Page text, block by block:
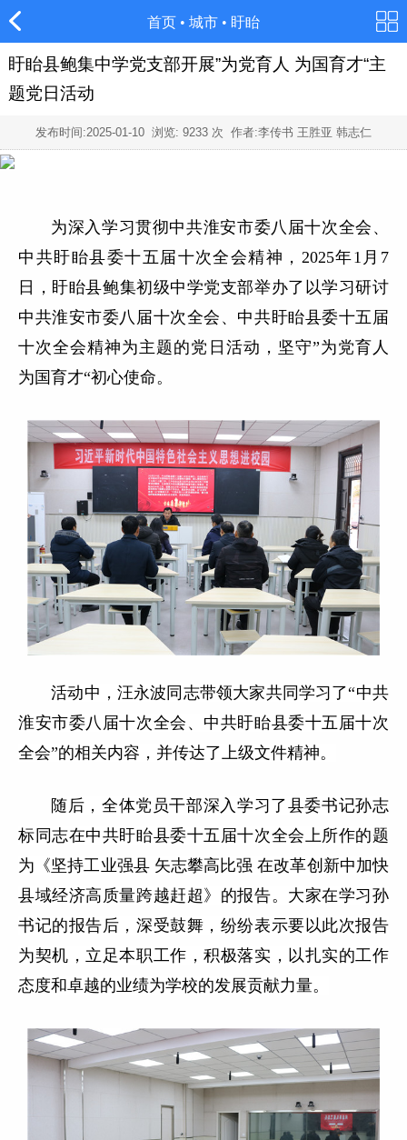
首页 • 城市 • 盱眙
盱眙县鲍集中学党支部开展”为党育人 为国育才“主
题党日活动
发布时间:2025-01-10 浏览: 9233 次 作者:李传书 王胜亚 韩志仁
为深入学习贯彻中共淮安市委八届十次全会、
中共盱眙县委十五届十次全会精神， 2025年1月7
日， 盱眙县鲍集初级中学党支部举办了以学习研讨
中共淮安市委八届十次全会、中共盱眙县委十五届
十次全会精神为主题的党日活动，坚守”为党育人
为国育才“初心使命。
活动中，汪永波同志带领大家共同学习了“中共
淮安市委八届十次全会、中共盱眙县委十五届十次
全会”的相关内容，并传达了上级文件精神。
随后，全体党员干部深入学习了县委书记孙志
标同志在中共盱眙县委十五届十次全会上所作的题
为《坚持工业强县 矢志攀高比强 在改革创新中加快
县域经济高质量跨越赶超》的报告。大家在学习孙
书记的报告后，深受鼓舞，纷纷表示要以此次报告
为契机，立足本职工作，积极落实，以扎实的工作
态度和卓越的业绩为学校的发展贡献力量。